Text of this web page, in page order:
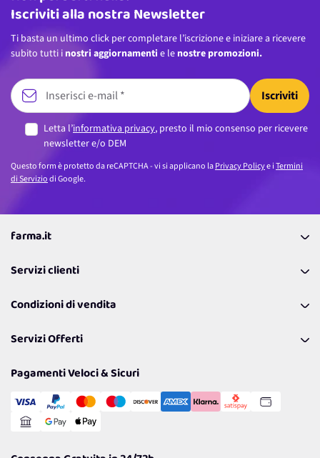
Iscriviti alla nostra Newsletter
Ti basta un ultimo click per completare l’iscrizione e iniziare a ricevere
subito tutti i nostri aggiornamenti e le nostre promozioni.
Iscriviti
Letta l’informativa privacy, presto il mio consenso per ricevere
newsletter e/o DEM
Questo form è protetto da reCAPTCHA - vi si applicano laPrivacy Policye iTermini
di Serviziodi Google.
farma.it
Coupon
Lavora con noi
Politiche per la parità di genere
Servizi clienti
Richiamami
Resi
Condizioni di vendita
Spedizioni
Cookie Policy
Gestisci Cookie
Servizi Offerti
Reso Facile e Veloce
Pagamenti Veloci & Sicuri